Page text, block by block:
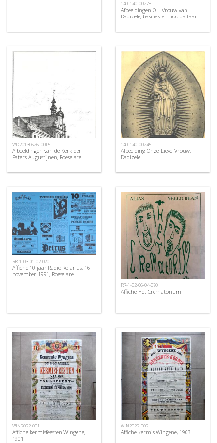
140_140_00278
Afbeeldingen O.L.Vrouw van
Dadizele, basiliek en hoofdaltaar
WD20130626_0015
Afbeeldingen van de Kerk der
Paters Augustijnen, Roeselare
140_140_00245
Afbeelding Onze-Lieve-Vrouw,
Dadizele
RR-1-03-01-02-020
Affiche 10 jaar Radio Rolarius, 16
november 1991, Roeselare
RR-1-02-06-04-070
Affiche Het Crematorium
WIN2022_001
Affiche kermisfeesten Wingene,
1901
WIN2022_002
Affiche kermis Wingene, 1903